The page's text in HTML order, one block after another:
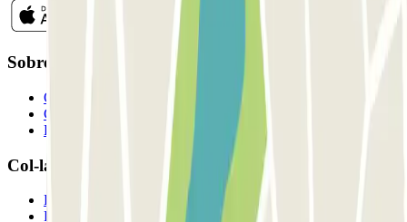
Sobre Parclick
Qui som
Com funciona?
Els nostres pàrquings
Col-laborem?
Professionals
Proveïdor de pàrquing